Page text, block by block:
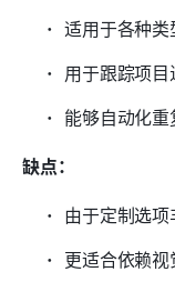
适用于各种
用于跟踪项
能够自动化重
缺点：
由于定制选
更适合依赖